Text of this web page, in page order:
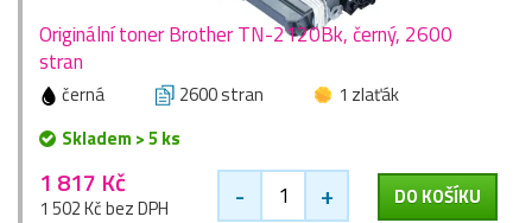
Originální toner Brother TN-2120Bk, černý, 2600
stran
černá 2600 stran
1 zlaťák
Skladem > 5 ks
1 817 Kč
1 502 Kč bez DPH - + DO KOŠÍKU